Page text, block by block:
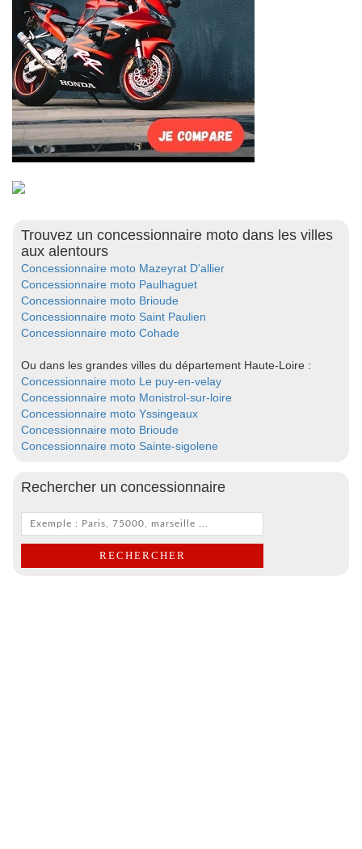
Trouvez un concessionnaire moto dans les villes
aux alentours
Concessionnaire moto Mazeyrat D'allier
Concessionnaire moto Paulhaguet
Concessionnaire moto Brioude
Concessionnaire moto Saint Paulien
Concessionnaire moto Cohade
Ou dans les grandes villes du département Haute-Loire :
Concessionnaire moto Le puy-en-velay
Concessionnaire moto Monistrol-sur-loire
Concessionnaire moto Yssingeaux
Concessionnaire moto Brioude
Concessionnaire moto Sainte-sigolene
Rechercher un concessionnaire